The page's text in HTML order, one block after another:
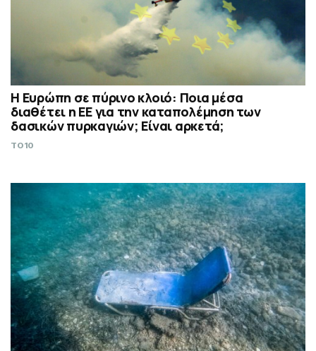
Η Ευρώπη σε πύρινο κλοιό: Ποια μέσα
διαθέτει η ΕΕ για την καταπολέμηση των
δασικών πυρκαγιών; Είναι αρκετά;
TO10